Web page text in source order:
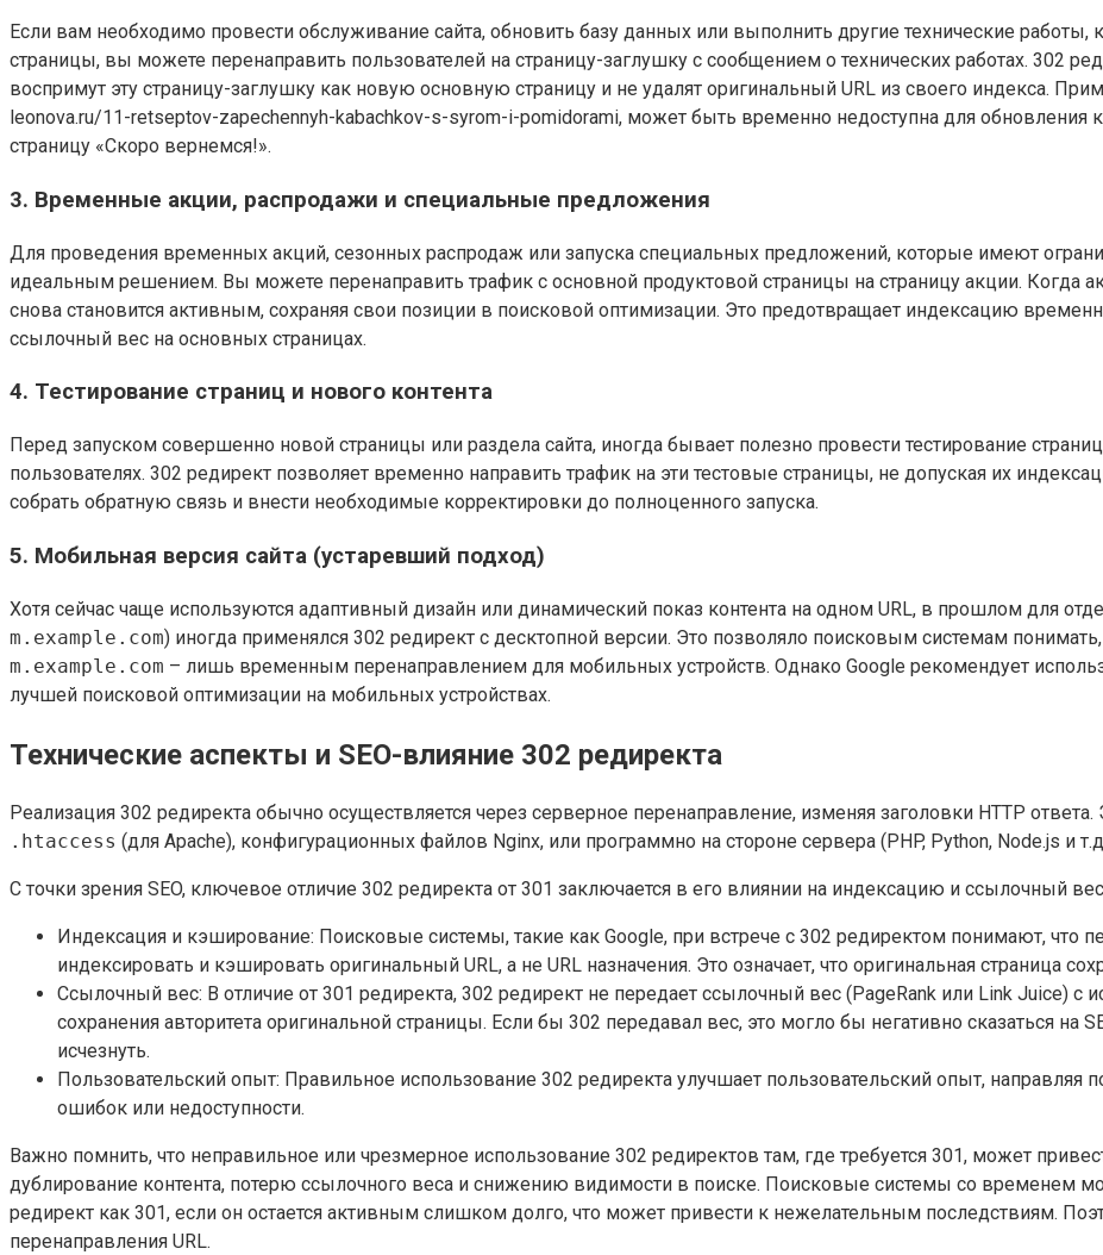
Если вам необходимо провести обслуживание сайта, обновить базу данных или выполнить другие технические
страницы, вы можете перенаправить пользователей на страницу-заглушку с сообщением о технических работах. 302
воспримут эту страницу-заглушку как новую основную страницу и не удалят оригинальный URL из своего индекса.
leonova.ru/11-retseptov-zapechennyh-kabachkov-s-syrom-i-pomidorami, может быть временно недоступна для обновления
страницу «Скоро вернемся!».
3. Временные акции, распродажи и специальные предложения
Для проведения временных акций, сезонных распродаж или запуска специальных предложений, которые имеют
идеальным решением. Вы можете перенаправить трафик с основной продуктовой страницы на страницу акции. Когда
снова становится активным, сохраняя свои позиции в поисковой оптимизации. Это предотвращает индексацию
ссылочный вес на основных страницах.
4. Тестирование страниц и нового контента
Перед запуском совершенно новой страницы или раздела сайта, иногда бывает полезно провести тестирование
пользователях. 302 редирект позволяет временно направить трафик на эти тестовые страницы, не допуская их
собрать обратную связь и внести необходимые корректировки до полноценного запуска.
5. Мобильная версия сайта (устаревший подход)
Хотя сейчас чаще используются адаптивный дизайн или динамический показ контента на одном URL, в прошлом для
m.example.com) иногда применялся 302 редирект с десктопной версии. Это позволяло поисковым системам понимать,
m.example.com – лишь временным перенаправлением для мобильных устройств. Однако Google рекомендует
лучшей поисковой оптимизации на мобильных устройствах.
Технические аспекты и SEO-влияние 302 редиректа
Реализация 302 редиректа обычно осуществляется через серверное перенаправление, изменяя заголовки HTTP
.htaccess (для Apache), конфигурационных файлов Nginx, или программно на стороне сервера (PHP, Python, Node.js и
С точки зрения SEO, ключевое отличие 302 редиректа от 301 заключается в его влиянии на индексацию и ссылочный
Индексация и кэширование: Поисковые системы, такие как Google, при встрече с 302 редиректом понимают,
индексировать и кэшировать оригинальный URL, а не URL назначения. Это означает, что оригинальная страница
Ссылочный вес: В отличие от 301 редиректа, 302 редирект не передает ссылочный вес (PageRank или Link Juice) с
сохранения авторитета оригинальной страницы. Если бы 302 передавал вес, это могло бы негативно сказаться на
исчезнуть.
Пользовательский опыт: Правильное использование 302 редиректа улучшает пользовательский опыт, направляя
ошибок или недоступности.
Важно помнить, что неправильное или чрезмерное использование 302 редиректов там, где требуется 301, может
дублирование контента, потерю ссылочного веса и снижению видимости в поиске. Поисковые системы со временем
редирект как 301, если он остается активным слишком долго, что может привести к нежелательным последствиям.
перенаправления URL.